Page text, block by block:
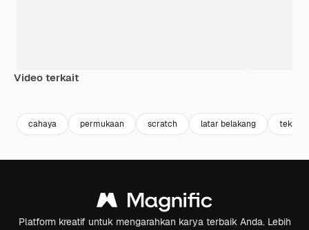
Video terkait
cahaya permukaan scratch latar belakang tekstur
Platform kreatif untuk mengarahkan karya terbaik Anda. Lebih